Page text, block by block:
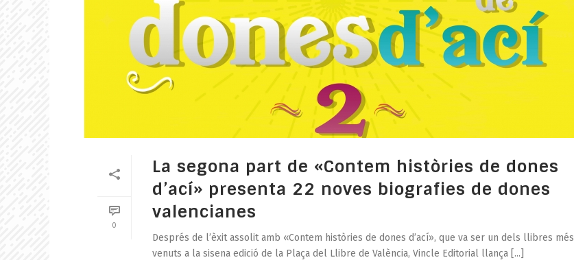
0
La segona part de «Contem històries de dones
d’ací» presenta 22 noves biografies de dones
valencianes
Després de l’èxit assolit amb «Contem històries de dones d’ací», que va ser un dels llibres més
venuts a la sisena edició de la Plaça del Llibre de València, Vincle Editorial llança [...]